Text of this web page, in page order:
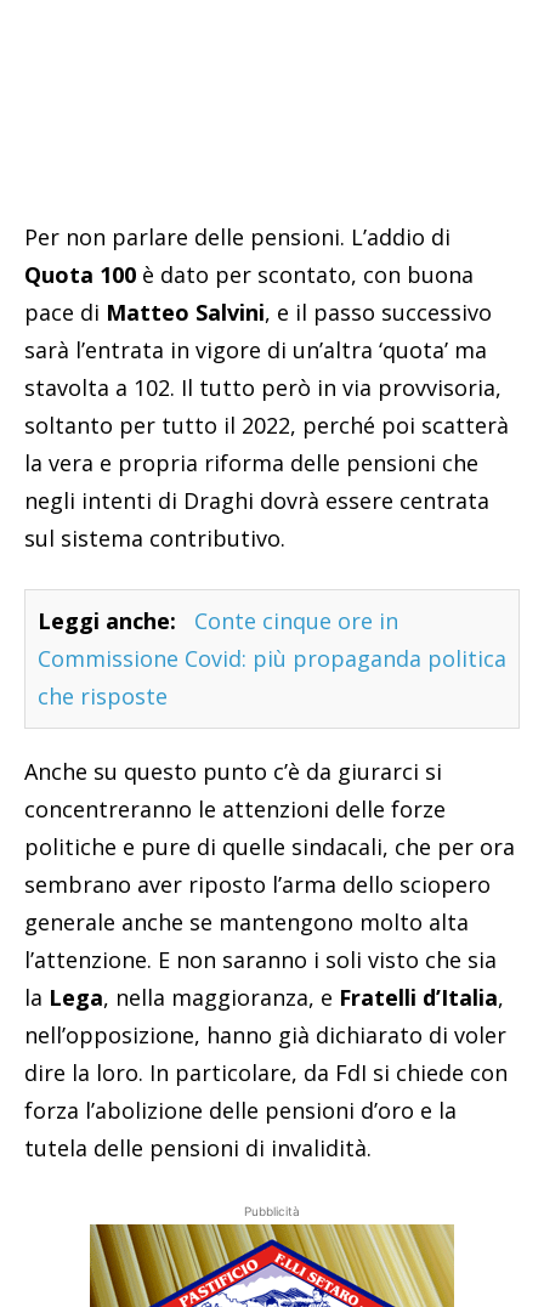
Per non parlare delle pensioni. L’addio di
Quota 100 è dato per scontato, con buona
pace di Matteo Salvini, e il passo successivo
sarà l’entrata in vigore di un’altra ‘quota’ ma
stavolta a 102. Il tutto però in via provvisoria,
soltanto per tutto il 2022, perché poi scatterà
la vera e propria riforma delle pensioni che
negli intenti di Draghi dovrà essere centrata
sul sistema contributivo.
Leggi anche:
Conte cinque ore in
Commissione Covid: più propaganda politica
che risposte
Anche su questo punto c’è da giurarci si
concentreranno le attenzioni delle forze
politiche e pure di quelle sindacali, che per ora
sembrano aver riposto l’arma dello sciopero
generale anche se mantengono molto alta
l’attenzione. E non saranno i soli visto che sia
la Lega, nella maggioranza, e Fratelli d’Italia,
nell’opposizione, hanno già dichiarato di voler
dire la loro. In particolare, da FdI si chiede con
forza l’abolizione delle pensioni d’oro e la
tutela delle pensioni di invalidità.
Pubblicità